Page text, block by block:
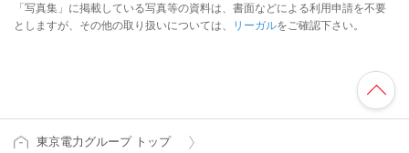
「写真集」に掲載している写真等の資料は、書面などによる利用申請を不要
としますが、その他の取り扱いについては、
リーガルをご確認下さい。
東京電力グループ トップ